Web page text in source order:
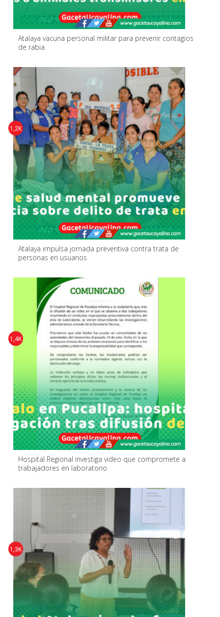
Atalaya vacuna personal militar para prevenir contagios
de rabia
Atalaya impulsa jornada preventiva contra trata de
personas en usuarios
1,2K
Hospital Regional investiga video que compromete a
trabajadores en laboratorio
1,4K
1,3K